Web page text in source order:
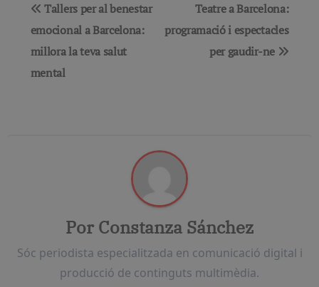
de
entradas
Tallers per al benestar
emocional a Barcelona:
millora la teva salut
mental
Teatre a Barcelona:
programació i espectacles
per gaudir-ne
Por Constanza Sánchez
Sóc periodista especialitzada en comunicació digital i
producció de continguts multimèdia.